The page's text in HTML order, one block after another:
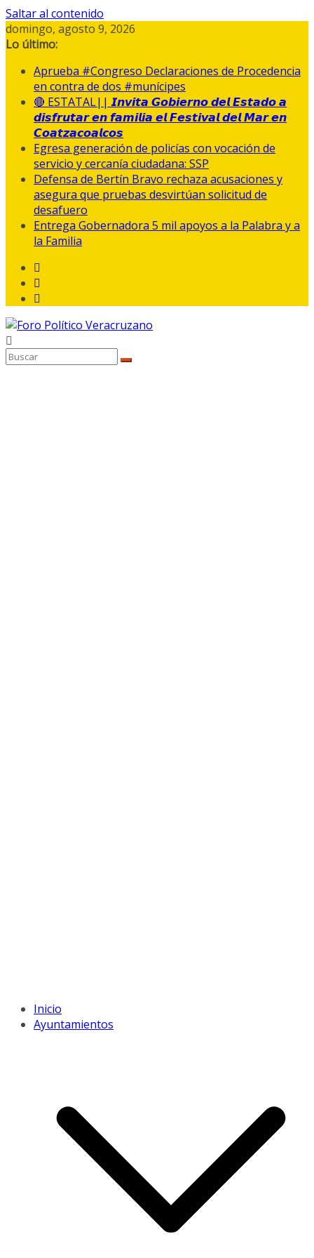
Saltar al contenido
domingo, agosto 9, 2026
Lo último:
Aprueba #Congreso Declaraciones de Procedencia
en contra de dos #munícipes
🔴 ESTATAL|| 𝙄𝙣𝙫𝙞𝙩𝙖 𝙂𝙤𝙗𝙞𝙚𝙧𝙣𝙤 𝙙𝙚𝙡 𝙀𝙨𝙩𝙖𝙙𝙤 𝙖
𝙙𝙞𝙨𝙛𝙧𝙪𝙩𝙖𝙧 𝙚𝙣 𝙛𝙖𝙢𝙞𝙡𝙞𝙖 𝙚𝙡 𝙁𝙚𝙨𝙩𝙞𝙫𝙖𝙡 𝙙𝙚𝙡 𝙈𝙖𝙧 𝙚𝙣
𝘾𝙤𝙖𝙩𝙯𝙖𝙘𝙤𝙖𝙡𝙘𝙤𝙨
Egresa generación de policías con vocación de
servicio y cercanía ciudadana: SSP
Defensa de Bertín Bravo rechaza acusaciones y
asegura que pruebas desvirtúan solicitud de
desafuero
Entrega Gobernadora 5 mil apoyos a la Palabra y a
la Familia
Inicio
Ayuntamientos